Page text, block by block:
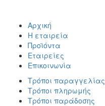
Αρχική
Η εταιρεία
Προϊόντα
Εταιρείες
Επικοινωνία
Τρόποι παραγγελίας
Τρόποι πληρωμής
Τρόποι παράδοσης